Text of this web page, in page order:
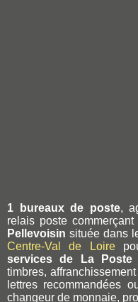
1 bureaux de poste,
relais poste
Pellevoisin située dans
Centre-Val de Loire
services de La Poste
timbres,
lettres recommandées
changeur de monnaie,